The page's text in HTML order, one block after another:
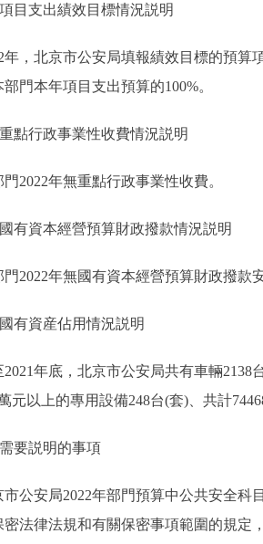
支出績效目標情況説明
北京市公安局填報績效目標的預算項
門本年項目支出預算的100%。
行政事業性收費情況説明
年無重點行政事業性收費。
資本經營預算財政撥款情況説明
年無國有資本經營預算財政撥款
資産佔用情況説明
年底，北京市公安局共有車輛2138台
元以上的專用設備248台(套)、共計
説明的事項
安局2022年部門預算中公共安全科
密法律法規和有關保密事項範圍的規定